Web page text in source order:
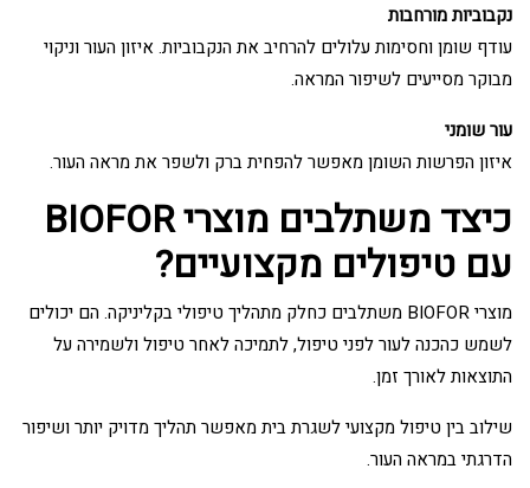
נקבוביות מורחבות
עודף שומן וחסימות עלולים להרחיב את הנקבוביות. איזון העור וניקוי
מבוקר מסייעים לשיפור המראה.
עור שומני
איזון הפרשות השומן מאפשר להפחית ברק ולשפר את מראה העור.
כיצד משתלבים מוצרי BIOFOR
עם טיפולים מקצועיים?
מוצרי BIOFOR משתלבים כחלק מתהליך טיפולי בקליניקה. הם יכולים
לשמש כהכנה לעור לפני טיפול, לתמיכה לאחר טיפול ולשמירה על
התוצאות לאורך זמן.
שילוב בין טיפול מקצועי לשגרת בית מאפשר תהליך מדויק יותר ושיפור
הדרגתי במראה העור.